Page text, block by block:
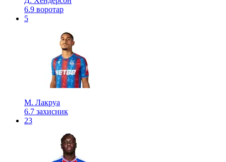
6.9 воротар
5
М. Лакруа
6.7 захисник
23